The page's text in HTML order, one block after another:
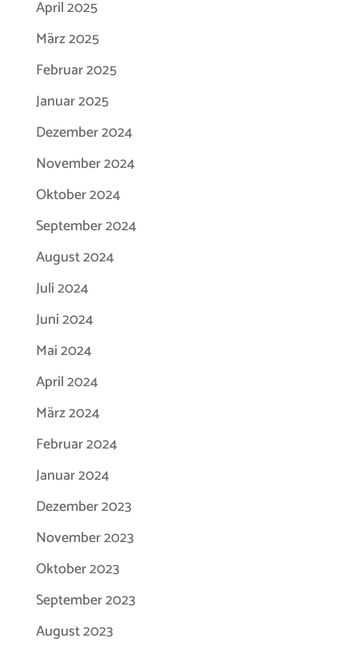
April 2025
März 2025
Februar 2025
Januar 2025
Dezember 2024
November 2024
Oktober 2024
September 2024
August 2024
Juli 2024
Juni 2024
Mai 2024
April 2024
März 2024
Februar 2024
Januar 2024
Dezember 2023
November 2023
Oktober 2023
September 2023
August 2023